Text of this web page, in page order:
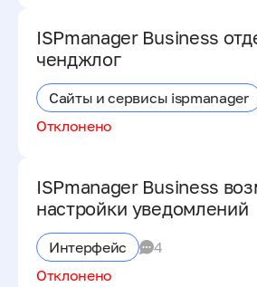
ISPmanager Business
ченджлог
Сайты и сервисы ispmanager
Отклонено
ISPmanager Business
настройки уведомлений
Интерфейс
4
Отклонено